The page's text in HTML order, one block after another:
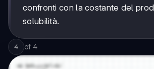
confronti con la costante del
solubilità.
4 of 4